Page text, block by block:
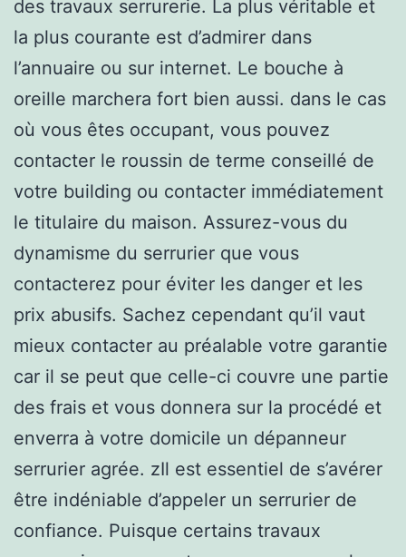
des travaux serrurerie. La plus véritable et
la plus courante est d’admirer dans
l’annuaire ou sur internet. Le bouche à
oreille marchera fort bien aussi. dans le cas
où vous êtes occupant, vous pouvez
contacter le roussin de terme conseillé de
votre building ou contacter immédiatement
le titulaire du maison. Assurez-vous du
dynamisme du serrurier que vous
contacterez pour éviter les danger et les
prix abusifs. Sachez cependant qu’il vaut
mieux contacter au préalable votre garantie
car il se peut que celle-ci couvre une partie
des frais et vous donnera sur la procédé et
enverra à votre domicile un dépanneur
serrurier agrée. zIl est essentiel de s’avérer
être indéniable d’appeler un serrurier de
confiance. Puisque certains travaux